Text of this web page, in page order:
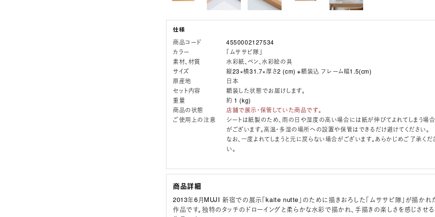
商品コード
4550002127534
カラー
「ムササビ隊」
素材、材質
水彩紙、ペン、水彩絵の具
サイズ
縦23×横31.7×厚さ2 (cm) ※額装込 フレーム幅1.5(cm)
原産地
日本
セット内容
額装した状態でお届けします。
重量
約 1 (kg)
商品の状態
店舗で展示・保管していた商品です。
ご使用上の注意
シートは紙製のため、雨の日や湿度の高い場合には紙が伸びてよれてしまう場合
がございます。高温・多湿の場所への設置や保管はできるだけ避けてください。
なお、一度よれてしまうと元に戻らない場合がございます。あらかじめご了承くだ
い。
商品詳細
2013年6月MUJI 新宿での展示「kaite nutte」のために描きおろした「ムササビ隊」が描かれ
作品です。独特のタッチのドローイングと柔らかな水彩で描かれ、手描きの楽しさを感じさせる